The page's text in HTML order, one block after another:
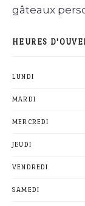
gâteaux
HEURES
LUNDI
MARDI
MERCREDI
JEUDI
VENDREDI
SAMEDI